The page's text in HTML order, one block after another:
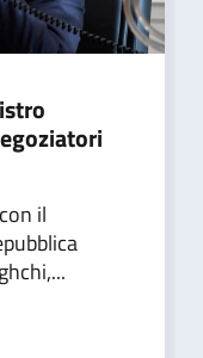
il